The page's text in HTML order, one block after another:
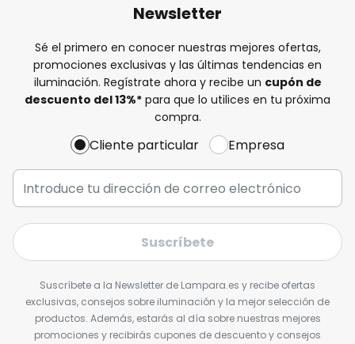
Newsletter
Sé el primero en conocer nuestras mejores ofertas,
promociones exclusivas y las últimas tendencias en
iluminación. Regístrate ahora y recibe un cupón de
descuento del13%* para que lo utilices en tu próxima
compra.
Cliente particular Empresa
Suscríbete
Suscríbete a la Newsletter de Lampara.es y recibe ofertas
exclusivas, consejos sobre iluminación y la mejor selección de
productos. Además, estarás al día sobre nuestras mejores
promociones y recibirás cupones de descuento y consejos